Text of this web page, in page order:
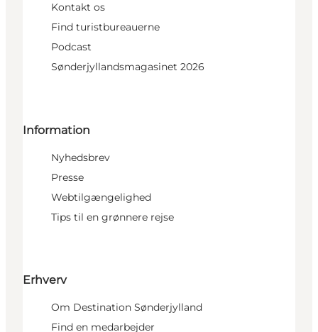
Kontakt os
Find turistbureauerne
Podcast
Sønderjyllandsmagasinet 2026
Information
Nyhedsbrev
Presse
Webtilgængelighed
Tips til en grønnere rejse
Erhverv
Om Destination Sønderjylland
Find en medarbejder